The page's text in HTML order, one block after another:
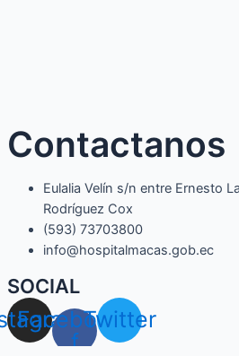
Contactanos
Eulalia Velín s/n entre Ernesto
Rodríguez Cox
(593) 73703800​
info@hospitalmacas.gob.ec
SOCIAL
Facebook-
f
Twitter